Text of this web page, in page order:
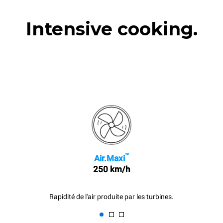
Intensive cooking.
Air.Maxi™
250 km/h
Rapidité de l'air produite par les turbines.